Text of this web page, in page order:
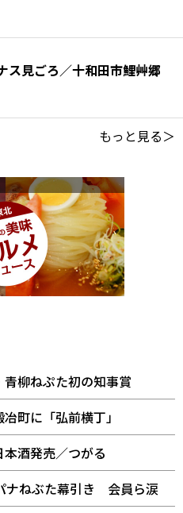
ス見ごろ／十和田市鯉艸郷
もっと見る＞
柳ねぷた初の知事賞
町に「弘前横丁」
酒発売／つがる
ねぶた幕引き 会員ら涙